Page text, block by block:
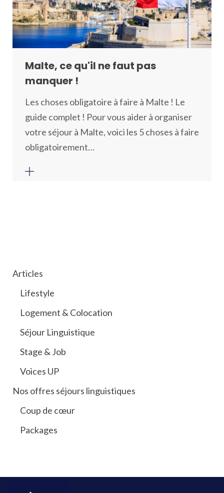
Malte, ce qu'il ne faut pas
manquer !
Les choses obligatoire à faire à Malte ! Le
guide complet ! Pour vous aider à organiser
votre séjour à Malte, voici les 5 choses à faire
obligatoirement…
Articles
Lifestyle
Logement & Colocation
Séjour Linguistique
Stage & Job
Voices UP
Nos offres séjours linguistiques
Coup de cœur
Packages